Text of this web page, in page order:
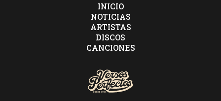
INICIO
NOTICIAS
ARTISTAS
DISCOS
CANCIONES